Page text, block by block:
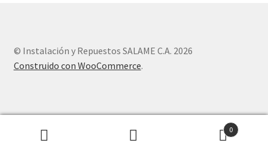
© Instalación y Repuestos SALAME C.A. 2026
Construido con WooCommerce.
0